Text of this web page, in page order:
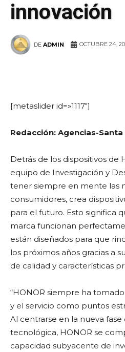
innovación
DE ADMIN OCTUBRE 24,
[metaslider id=»1117″]
Redacción: Agencias-Santa
Detrás de los dispositivos de
equipo de Investigación y
tener siempre en mente las
consumidores, crea
para el futuro. Esto significa
marca funcionan
están diseñados para que
los próximos años gracias a
de calidad y características
“HONOR siempre ha
y el servicio como puntos
Al centrarse en la nueva
tecnológica, HONOR se
capacidad subyacente de